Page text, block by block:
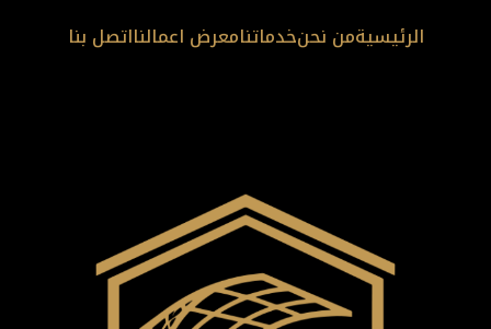
الرئيسيةمن نحنخدماتنامعرض اعمالنااتصل بنا